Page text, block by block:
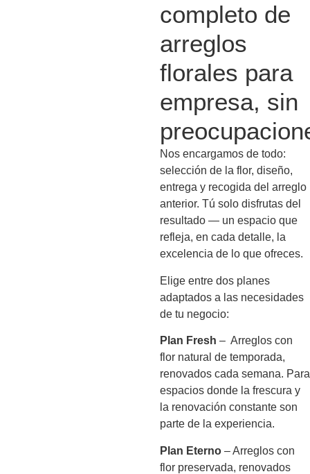
completo de
arreglos
florales para
empresa, sin
Nos encargamos de todo:
selección de la flor, diseño,
entrega y recogida del arreglo
anterior. Tú solo disfrutas del
resultado — un espacio que
refleja, en cada detalle, la
excelencia de lo que ofreces.
Elige entre dos planes
adaptados a las necesidades
de tu negocio:
Plan Fresh – Arreglos con
flor natural de temporada,
renovados cada semana. Para
espacios donde la frescura y
la renovación constante son
parte de la experiencia.
Plan Eterno– Arreglos con
flor preservada, renovados